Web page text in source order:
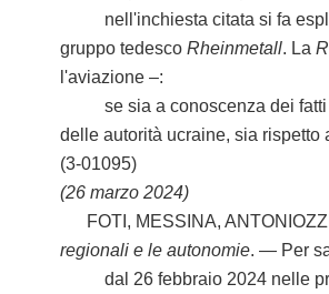
nell'inchiesta citata si fa
gruppo tedesco Rheinmetall. La
l'aviazione –:
se sia a conoscenza dei fatti
delle autorità ucraine, sia
(3-01095)
(26 marzo 2024)
FOTI, MESSINA,
regionali e le autonomie. — Per
dal 26 febbraio 2024 nelle